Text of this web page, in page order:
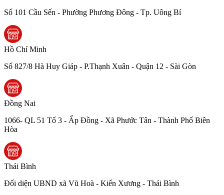
Số 101 Cầu Sến - Phường Phương Đông - Tp. Uông Bí
Hồ Chí Minh
Số 827/8 Hà Huy Giáp - P.Thạnh Xuân - Quận 12 - Sài Gòn
Đồng Nai
1066- QL 51 Tổ 3 - Ấp Đồng - Xã Phước Tân - Thành Phố Biên
Hòa
Thái Bình
Đối diện UBND xã Vũ Hoà - Kiến Xương - Thái Bình